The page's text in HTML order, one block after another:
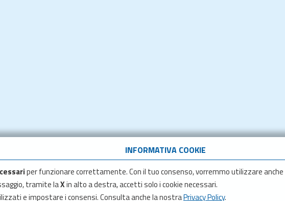
INFORMATIVA COOKIE
per funzionare correttamente. Con il tuo consenso, vorremmo utilizzare anche
tramite laXin alto a destra, accetti solo i cookie necessari.
e impostare i consensi. Consulta anche la nostraPrivacy Policy.